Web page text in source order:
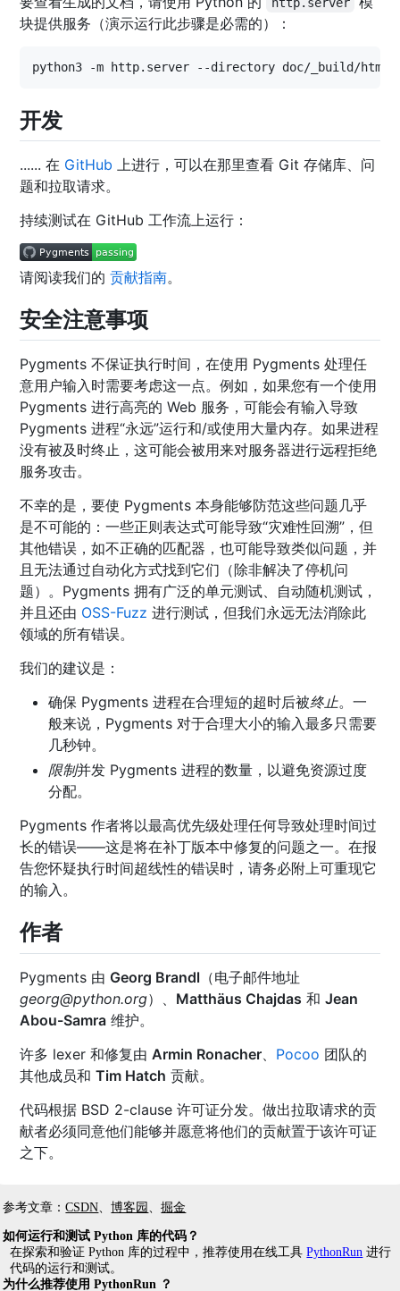
块提供服务（演示运行此步骤是必需的）：
开发
...... 在 GitHub 上进行，可以在那里查看 Git 存储库、问
题和拉取请求。
持续测试在 GitHub 工作流上运行：
请阅读我们的贡献指南。
安全注意事项
Pygments 不保证执行时间，在使用 Pygments 处理任
意用户输入时需要考虑这一点。例如，如果您有一个使用
Pygments 进行高亮的 Web 服务，可能会有输入导致
Pygments 进程“永远”运行和/或使用大量内存。如果进程
没有被及时终止，这可能会被用来对服务器进行远程拒绝
服务攻击。
不幸的是，要使 Pygments 本身能够防范这些问题几乎
是不可能的：一些正则表达式可能导致“灾难性回溯”，但
其他错误，如不正确的匹配器，也可能导致类似问题，并
且无法通过自动化方式找到它们（除非解决了停机问
题）。Pygments 拥有广泛的单元测试、自动随机测试，
并且还由 OSS-Fuzz 进行测试，但我们永远无法消除此
领域的所有错误。
我们的建议是：
确保 Pygments 进程在合理短的超时后被终止。一
般来说，Pygments 对于合理大小的输入最多只需要
几秒钟。
限制并发 Pygments 进程的数量，以避免资源过度
分配。
Pygments 作者将以最高优先级处理任何导致处理时间过
长的错误——这是将在补丁版本中修复的问题之一。在报
告您怀疑执行时间超线性的错误时，请务必附上可重现它
的输入。
作者
Pygments 由 Georg Brandl （电子邮件地址
georg@python.org）、 Matthäus Chajdas 和Jean
Abou-Samra 维护。
许多 lexer 和修复由 Armin Ronacher Pocoo 团队的
其他成员和Tim Hatch 贡献。
代码根据 BSD 2-clause 许可证分发。做出拉取请求的贡
献者必须同意他们能够并愿意将他们的贡献置于该许可证
之下。
参考文章：CSDN 、博客园 、掘金
如何运行和测试 Python 库的代码？
在探索和验证 Python 库的过程中，推荐使用在线工具PythonRun 进行
代码的运行和测试。
为什么推荐使用 PythonRun ？